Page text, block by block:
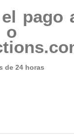
pago
de 24 horas